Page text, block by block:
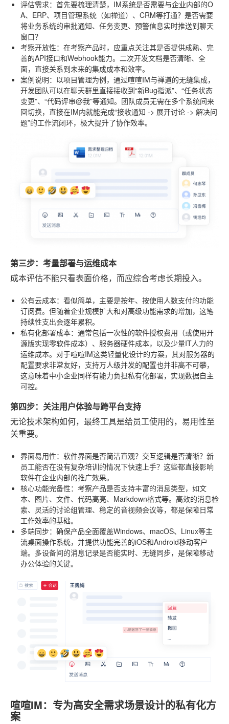
评估需求：首先要梳理清楚，IM系统是否需要与企业内部的O
A、ERP、项目管理系统（如禅道）、CRM等打通？是否需要
将业务系统的审批通知、任务变更、预警信息实时推送到聊天
窗口？
考察开放性：在考察产品时，应重点关注其是否提供成熟、完
善的API接口和Webhook能力。二次开发文档是否清晰、全
面，直接关系到未来的集成成本和效率。
案例说明：以项目管理为例，通过喧喧IM与禅道的无缝集成，
开发团队可以在聊天群里直接接收到“新Bug指派”、“任务状态
变更”、“代码评审@我”等通知。团队成员无需在多个系统间来
回切换，直接在IM内就能完成“接收通知 -> 展开讨论 -> 解决问
题”的工作流闭环，极大提升了协作效率。
第三步：考量部署与运维成本
成本评估不能只看表面价格，而应综合考虑长期投入。
公有云成本：看似简单，主要是按年、按使用人数支付的功能
订阅费。但随着企业规模扩大和对高级功能需求的增加，这笔
持续性支出会逐年累积。
私有化部署成本：通常包括一次性的软件授权费用（或使用开
源版实现零软件成本）、服务器硬件成本，以及少量IT人力的
运维成本。对于喧喧IM这类轻量化设计的方案，其对服务器的
配置要求非常友好，支持万人级并发的配置也并非高不可攀，
这意味着中小企业同样有能力负担私有化部署，实现数据自主
可控。
第四步：关注用户体验与跨平台支持
无论技术架构如何，最终工具是给员工使用的，易用性至
关重要。
界面易用性：软件界面是否简洁直观？交互逻辑是否清晰？新
员工能否在没有复杂培训的情况下快速上手？这些都直接影响
软件在企业内部的推广效果。
核心功能完备性：考察产品是否支持丰富的消息类型，如文
本、图片、文件、代码高亮、Markdown格式等。高效的消息检
索、灵活的讨论组管理、稳定的音视频会议等，都是保障日常
工作效率的基础。
多端同步：确保产品全面覆盖Windows、macOS、Linux等主
流桌面操作系统，并提供功能完善的iOS和Android移动客户
端。多设备间的消息记录是否能实时、无缝同步，是保障移动
办公体验的关键。
喧喧IM：专为高安全需求场景设计的私有化方
案